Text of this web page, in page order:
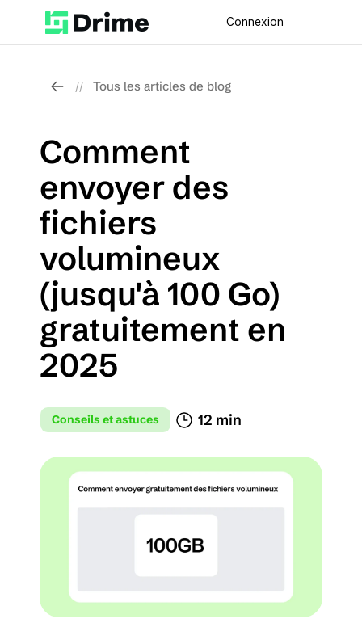
Connexion
// Tous les articles de blog
Conseils et astuces 12 min
Comment
envoyer des
fichiers
volumineux
(jusqu'à 100 Go)
gratuitement en
2025